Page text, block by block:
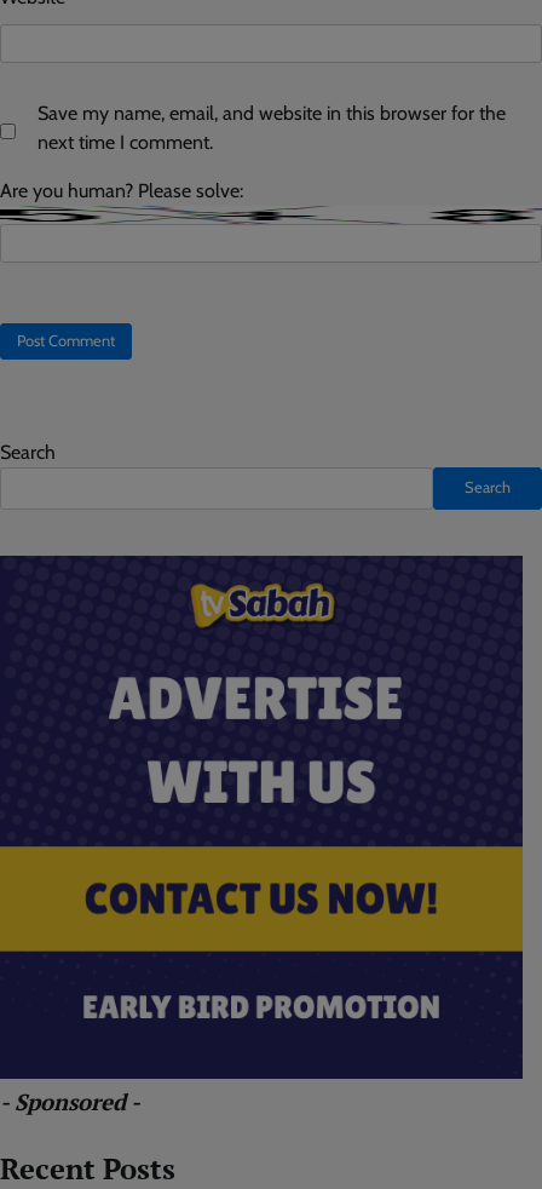
Save my name, email, and website in this browser for the
next time I comment.
Are you human? Please solve:
Search
Search
- Sponsored -
Recent Posts